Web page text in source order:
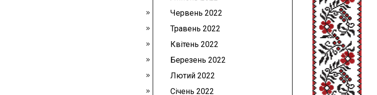
Червень 2022
Травень 2022
Квітень 2022
Березень 2022
Лютий 2022
Січень 2022